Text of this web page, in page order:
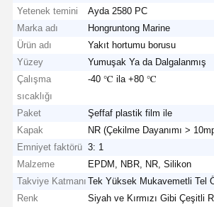
Yetenek temini
Ayda 2580 PC
Marka adı
Hongruntong Marine
Ürün adı
Yakıt hortumu borusu
Yüzey
Yumuşak Ya da Dalgalanmış
Çalışma
sıcaklığı
-40 ℃ ila +80 ℃
Paket
Şeffaf plastik film ile
Kapak
NR (Çekilme Dayanımı >
Emniyet faktörü 3: 1
Malzeme
EPDM, NBR, NR, Silikon
Takviye Katmanı Tek Yüksek Mukavemetli Tel
Renk
Siyah ve Kırmızı Gibi Çeşitli